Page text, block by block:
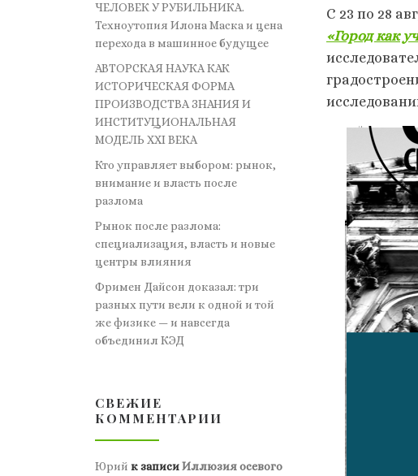
С 23 по 28
«Город как
ЧЕЛОВЕК У РУБИЛЬНИКА.
Техноутопия Илона Маска и цена
перехода в машинное будущее
АВТОРСКАЯ НАУКА КАК
ИСТОРИЧЕСКАЯ ФОРМА
ПРОИЗВОДСТВА ЗНАНИЯ И
ИНСТИТУЦИОНАЛЬНАЯ
МОДЕЛЬ XXI ВЕКА
Кто управляет выбором: рынок,
внимание и власть после
разлома
Рынок после разлома:
специализация, власть и новые
центры влияния
Фримен Дайсон доказал: три
разных пути вели к одной и той
же физике — и навсегда
объединил КЭД
СВЕЖИЕ
КОММЕНТАРИИ
Юрий к записиИллюзия осевого